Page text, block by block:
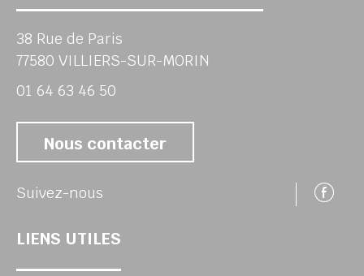
38 Rue de Paris
77580 VILLIERS-SUR-MORIN
01 64 63 46 50
Nous contacter
Suivez-nous
LIENS UTILES